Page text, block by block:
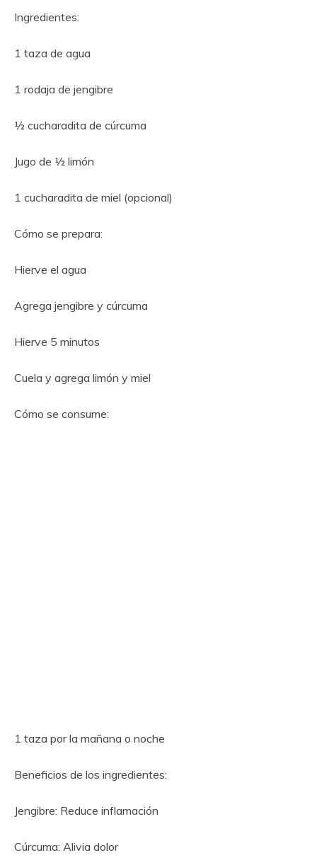
Ingredientes:
1 taza de agua
1 rodaja de jengibre
½ cucharadita de cúrcuma
Jugo de ½ limón
1 cucharadita de miel (opcional)
Cómo se prepara:
Hierve el agua
Agrega jengibre y cúrcuma
Hierve 5 minutos
Cuela y agrega limón y miel
Cómo se consume:
1 taza por la mañana o noche
Beneficios de los ingredientes:
Jengibre: Reduce inflamación
Cúrcuma: Alivia dolor